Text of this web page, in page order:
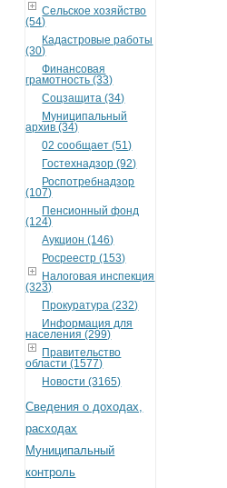
Сельское хозяйство
(54)
Кадастровые работы
(30)
Финансовая
грамотность (33)
Соцзащита (34)
Муниципальный
архив (34)
02 сообщает (51)
Гостехнадзор (92)
Роспотребнадзор
(107)
Пенсионный фонд
(124)
Аукцион (146)
Росреестр (153)
Налоговая инспекция
(323)
Прокуратура (232)
Информация для
населения (299)
Правительство
области (1577)
Новости (3165)
Сведения о доходах,
расходах
Муниципальный
контроль